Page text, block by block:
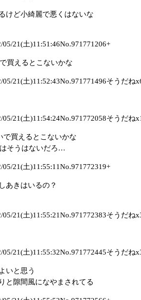
けど小綺麗で悪くはないな
21(土)11:51:46No.971771206+
買えるとこないかな
21(土)11:52:43No.971771496そうだね
21(土)11:54:24No.971772058そうだね
で買えるとこないかな
そうはないだろ…
21(土)11:55:11No.971772319+
あきはいるの？
21(土)11:55:21No.971772383そうだね
21(土)11:55:32No.971772445そうだね
いと思う
と隙間風になやまされてる